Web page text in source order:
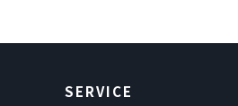
SERVICE